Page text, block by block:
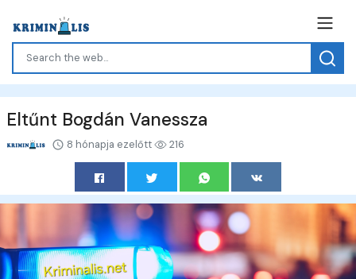
Eltűnt Bogdán Vanessza
8 hónapja ezelőtt 216